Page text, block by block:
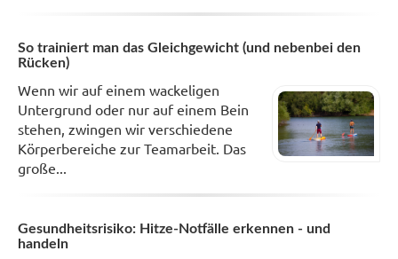
So trainiert man das Gleichgewicht (und nebenbei den
Rücken)
Wenn wir auf einem wackeligen
Untergrund oder nur auf einem Bein
stehen, zwingen wir verschiedene
Körperbereiche zur Teamarbeit. Das
große...
Gesundheitsrisiko: Hitze-Notfälle erkennen - und
handeln